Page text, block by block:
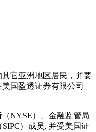
它亚洲地区居民，并要
国盈透证券有限公司
NYSE）、金融监管局
）成员, 并受美国证